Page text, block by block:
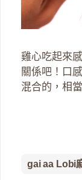
雞心吃起來
關係吧！口
混合的，相
gai aa Lobi